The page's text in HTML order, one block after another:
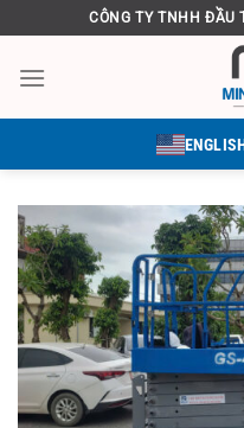
qua
nội
CÔNG TY TNHH ĐẦU